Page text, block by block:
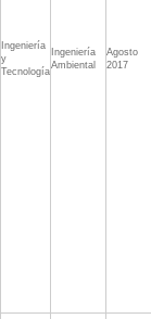
Ingeniería
y
Tecnología
Ingeniería
Ambiental
Agosto
2017